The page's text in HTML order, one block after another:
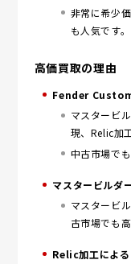
非常に希少
も人気です。
高価買取の理由
Fender
マスタービ
現、Relic加工
中古市場で
マスタービルダ
マスタービ
古市場でも
Relic加工による